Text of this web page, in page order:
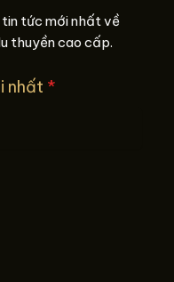
tức mới nhất về
thuyền cao cấp.
nhất *